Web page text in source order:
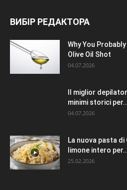
ВИБІР РЕДАКТОРА
Why You
Olive Oil Shot
04.07.2026
Il miglior
minimi storici
04.07.2026
La nuova pasta di
limone intero
25.02.2026